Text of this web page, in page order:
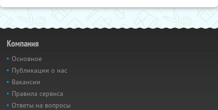
Компания
Основное
Публикации о нас
Вакансии
Правила сервиса
Ответы на вопросы